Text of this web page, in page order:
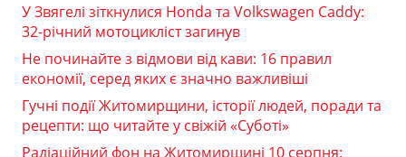
У Звягелі зіткнулися Honda та Volkswagen Caddy:
32-річний мотоцикліст загинув
Не починайте з відмови від кави: 16 правил
економії, серед яких є значно важливіші
Гучні події Житомирщини, історії людей, поради та
рецепти: що читайте у свіжій «Суботі»
Радіаційний фон на Житомирщині 10 серпня: